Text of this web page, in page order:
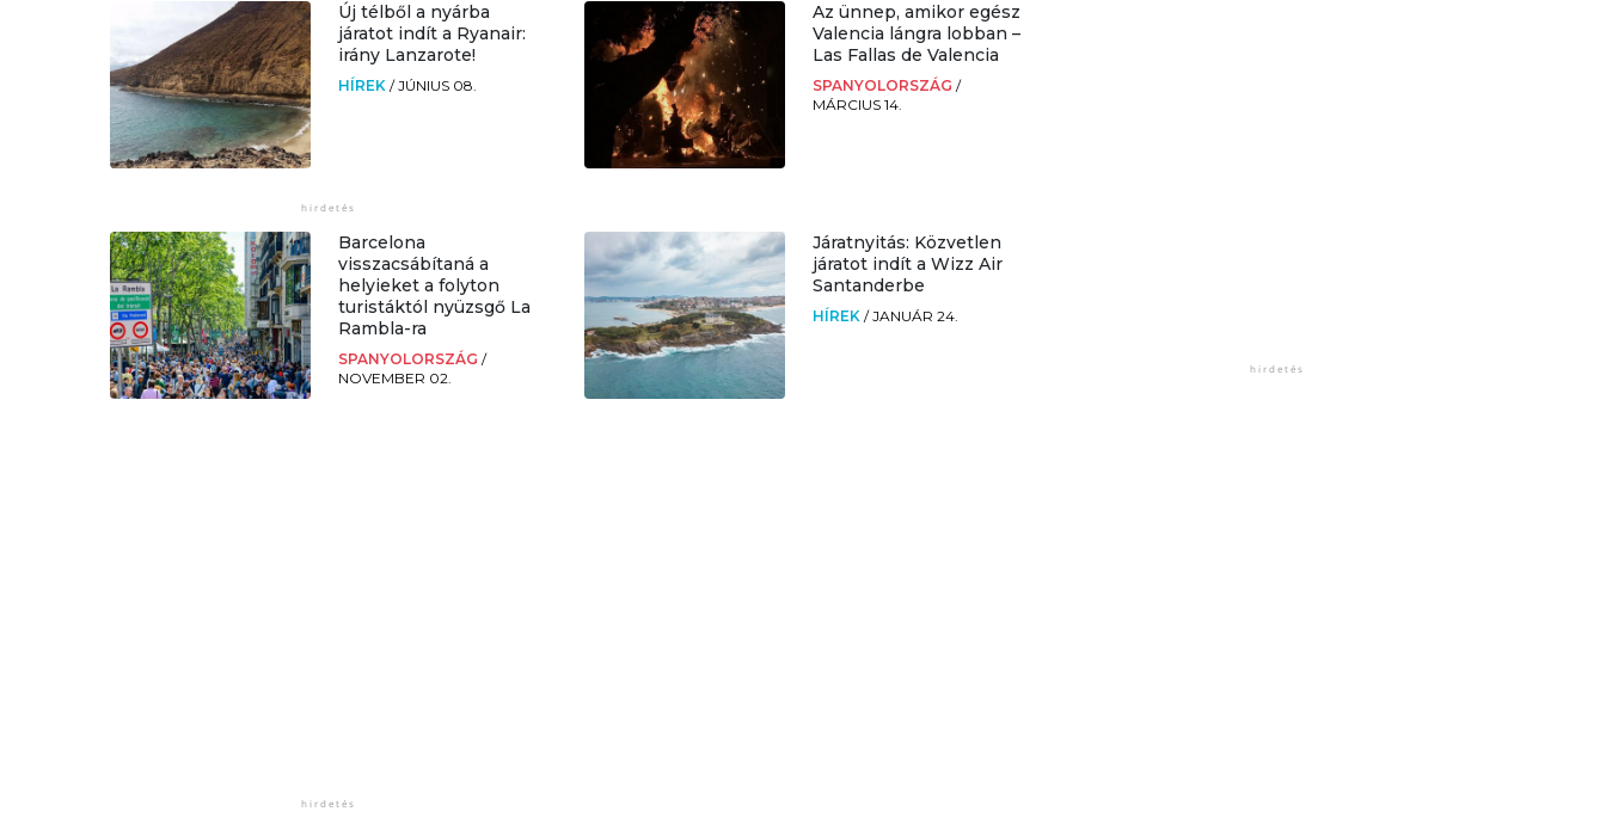
Új télből a nyárba
járatot indít a Ryanair:
irány Lanzarote!
HÍREK/JÚNIUS 08.
Az ünnep, amikor egész
Valencia lángra lobban –
Las Fallas de Valencia
SPANYOLORSZÁG /
MÁRCIUS 14.
Barcelona
visszacsábítaná a
helyieket a folyton
turistáktól nyüzsgő La
Rambla-ra
SPANYOLORSZÁG/
NOVEMBER 02.
Járatnyitás: Közvetlen
járatot indít a Wizz Air
Santanderbe
HÍREK /JANUÁR 24.